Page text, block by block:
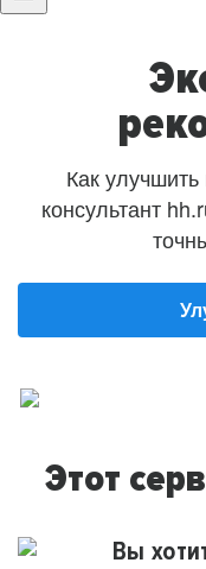
Как
консультант
Этот
Вы